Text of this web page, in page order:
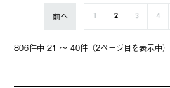
806件中 21 〜 40件（2ページ⽬を表⽰中）
前へ 1 2 3 4